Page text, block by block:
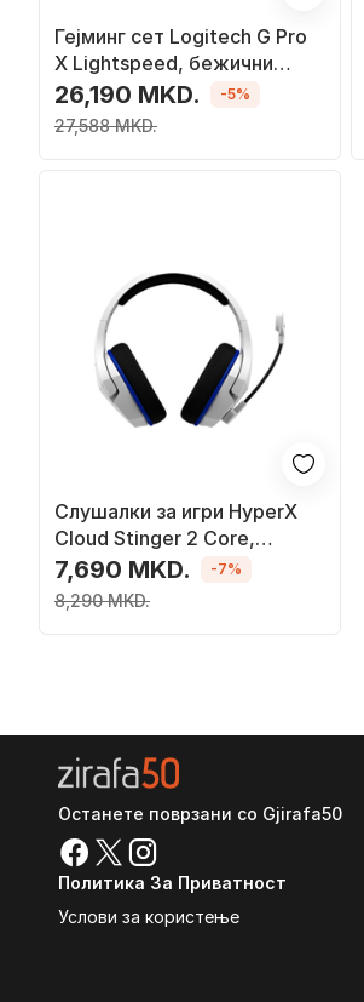
Гејминг сет Logitech G Pro
X Lightspeed, бежични
слушалки, глушец G Pro X
Superlight 2, црн
26,190 MKD.
27,588 MKD.
-5%
Слушалки за игри HyperX
Cloud Stinger 2 Core,
безжични, 2.4 GHz, бели
7,690 MKD.
8,290 MKD.
-7%
Останете поврзани со Gjirafa50
Политика За Приватност
Услови за користење